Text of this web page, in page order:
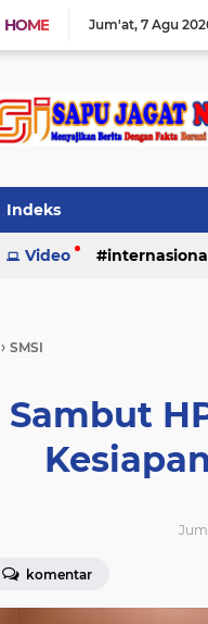
HOME Jum'at 7 Agu
Indeks
Video
› SMSI
Sambut
komentar